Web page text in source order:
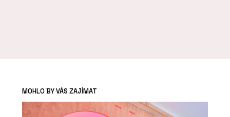
MOHLO BY VÁS ZAJÍMAT